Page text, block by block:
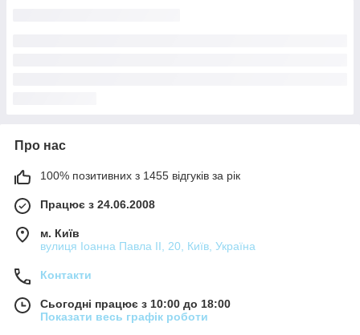
Про нас
100% позитивних з 1455 відгуків за рік
Працює з 24.06.2008
м. Київ
вулиця Іоанна Павла ІІ, 20, Київ, Україна
Контакти
Сьогодні працює з 10:00 до 18:00
Показати весь графік роботи